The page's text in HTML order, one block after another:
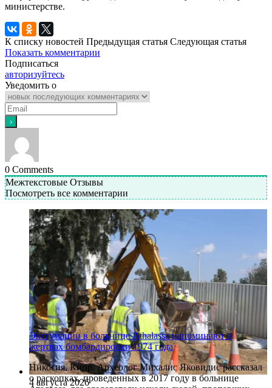
министерстве.
К списку новостей Предыдущая статья Следующая статья
Показать комментарии
Подписаться
авторизуйтесь
Уведомить о
0 Comments
Межтекстовые Отзывы
Посмотреть все комментарии
4 августа 2026
Эксгумации в больнице Athalassa напоминают о
жертвах бомбардировки 1974 года
Никосия, Кипр. Археолог Михалис Яковидис рассказал
о раскопках, проведенных в 2017 году в больнице